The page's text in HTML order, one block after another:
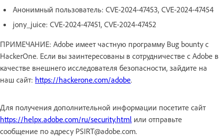
Анонимный пользователь: CVE-2024-47453, CVE-2024-47454
jony_juice: CVE-2024-47451, CVE-2024-47452
ПРИМЕЧАНИЕ: Adobe имеет частную программу Bug bounty с
HackerOne. Если вы заинтересованы в сотрудничестве с Adobe в
качестве внешнего исследователя безопасности, зайдите на
наш сайт: https://hackerone.com/adobe.
Для получения дополнительной информации посетите сайт
https://helpx.adobe.com/ru/security.html или отправьте
сообщение по адресу PSIRT@adobe.com.